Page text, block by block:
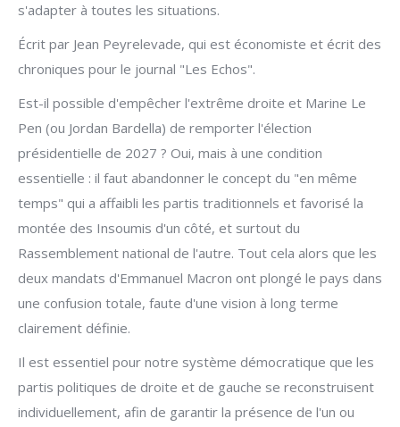
s'adapter à toutes les situations.
Écrit par Jean Peyrelevade, qui est économiste et écrit des
chroniques pour le journal "Les Echos".
Est-il possible d'empêcher l'extrême droite et Marine Le
Pen (ou Jordan Bardella) de remporter l'élection
présidentielle de 2027 ? Oui, mais à une condition
essentielle : il faut abandonner le concept du "en même
temps" qui a affaibli les partis traditionnels et favorisé la
montée des Insoumis d'un côté, et surtout du
Rassemblement national de l'autre. Tout cela alors que les
deux mandats d'Emmanuel Macron ont plongé le pays dans
une confusion totale, faute d'une vision à long terme
clairement définie.
Il est essentiel pour notre système démocratique que les
partis politiques de droite et de gauche se reconstruisent
individuellement, afin de garantir la présence de l'un ou